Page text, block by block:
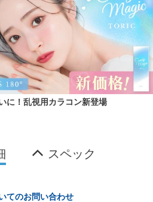
に！乱視用カラコン新登場
スペック
てのお問い合わせ